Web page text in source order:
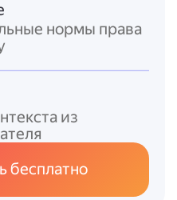
Если с момента
более 60 дней,
машину:
нормы права
из
бесплатно